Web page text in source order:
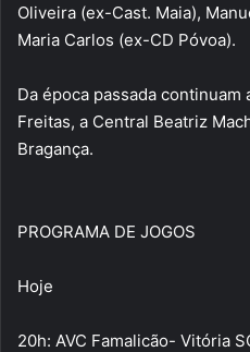
Oliveira (ex-Cast. Maia),
Maria Carlos (ex-CD Póvoa).
Da época passada
Freitas, a Central Beatriz
Bragança.
PROGRAMA DE JOGOS
Hoje
20h: AVC Famalicão- Vitória